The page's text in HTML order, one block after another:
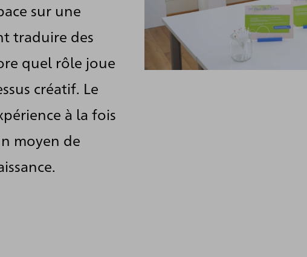
sur une
traduire des
quel rôle joue
créatif. Le
à la fois
moyen de